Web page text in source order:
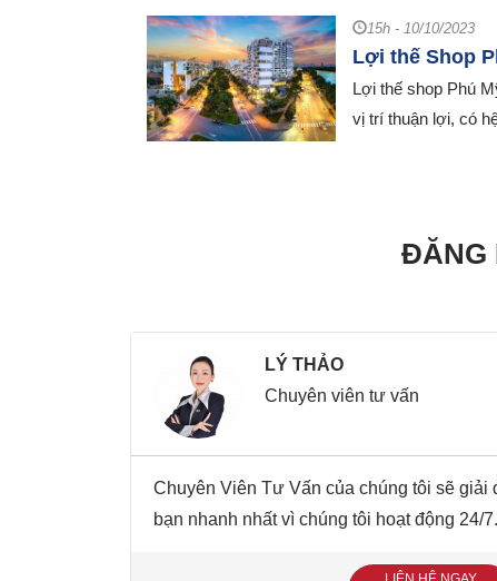
15h - 10/10/2023
Lợi thế Shop
Lợi thế shop Phú
vị trí thuận lợi, có
ĐĂNG
LÝ THẢO
Chuyên viên tư vấn
Chuyên Viên Tư Vấn của chúng tôi sẽ giải
bạn nhanh nhất vì chúng tôi hoạt động 24/7.